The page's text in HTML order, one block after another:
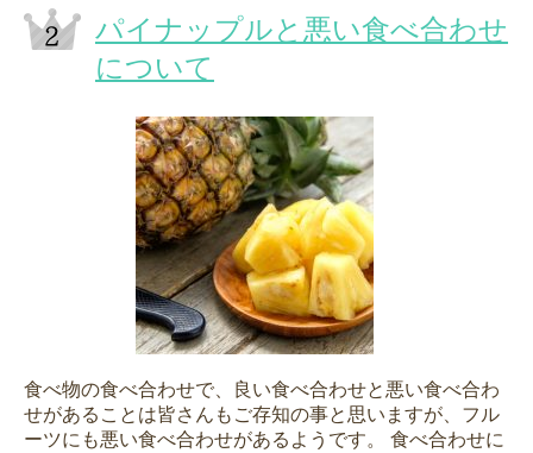
パイナップルと悪い食べ合わせ
について
食べ物の食べ合わせで、良い食べ合わせと悪い食べ合わ
せがあることは皆さんもご存知の事と思いますが、フル
ーツにも悪い食べ合わせがあるようです。 食べ合わせに